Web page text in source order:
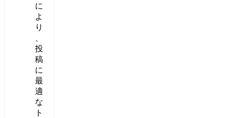
に
よ
り
投
稿
に
最
適
な
ト